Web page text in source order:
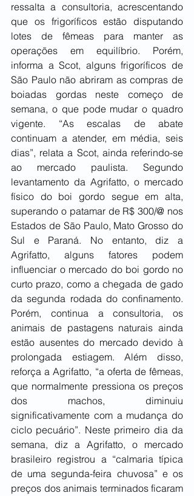
ressalta a consultoria, acrescentando
que os frigoríficos estão disputando
lotes de fêmeas para manter as
operações em equilíbrio. Porém,
informa a Scot, alguns frigoríficos de
São Paulo não abriram as compras de
boiadas gordas neste começo de
semana, o que pode mudar o quadro
vigente. “As escalas de abate
continuam a atender, em média, seis
dias”, relata a Scot, ainda referindo-se
ao mercado paulista. Segundo
levantamento da Agrifatto, o mercado
físico do boi gordo segue em alta,
superando o patamar de R$ 300/@ nos
Estados de São Paulo, Mato Grosso do
Sul e Paraná. No entanto, diz a
Agrifatto, alguns fatores podem
influenciar o mercado do boi gordo no
curto prazo, como a chegada de gado
da segunda rodada do confinamento.
Porém, continua a consultoria, os
animais de pastagens naturais ainda
estão ausentes do mercado devido à
prolongada estiagem. Além disso,
reforça a Agrifatto, “a oferta de fêmeas,
que normalmente pressiona os preços
dos machos, diminuiu
significativamente com a mudança do
ciclo pecuário”. Neste primeiro dia da
semana, diz a Agrifatto, o mercado
brasileiro registrou a “calmaria típica
de uma segunda-feira chuvosa” e os
preços dos animais terminados ficaram